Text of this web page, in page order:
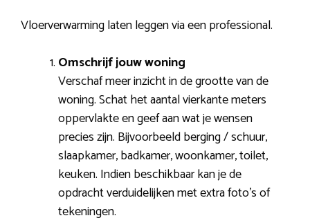
Vloerverwarming laten leggen via een professional.
Omschrijf jouw woning
Verschaf meer inzicht in de grootte van de
woning. Schat het aantal vierkante meters
oppervlakte en geef aan wat je wensen
precies zijn. Bijvoorbeeld berging / schuur,
slaapkamer, badkamer, woonkamer, toilet,
keuken. Indien beschikbaar kan je de
opdracht verduidelijken met extra foto’s of
tekeningen.